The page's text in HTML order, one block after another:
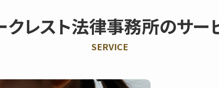
クレスト法律事務所のサー
SERVICE